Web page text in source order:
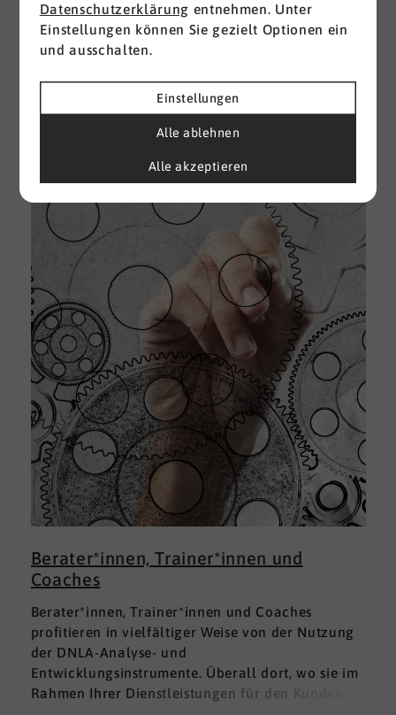
Berater*innen, Trainer*innen und
Coaches
Berater*innen, Trainer*innen und Coaches
profitieren in vielfältiger Weise von der Nutzung
der DNLA-Analyse- und
Entwicklungsinstrumente. Überall dort, wo sie im
Rahmen Ihrer Dienstleistungen für den Kunden
Datenschutzerklärung entnehmen. Unter
Einstellungen können Sie gezielt Optionen ein
und ausschalten.
Einstellungen
Alle ablehnen
Alle akzeptieren